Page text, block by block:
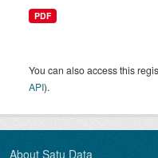
PDF
You can also access this
API).
About Satu Data